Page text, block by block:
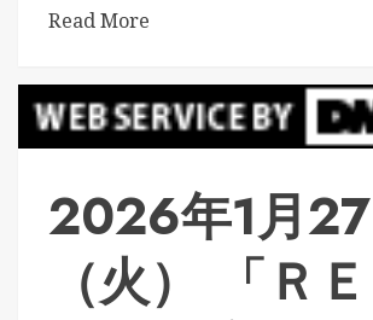
Read More
2026年1月
（火） 「Ｒ